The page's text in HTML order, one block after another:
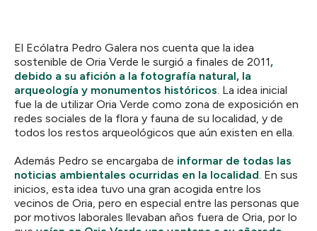
El Ecólatra Pedro Galera nos cuenta que la idea
sostenible de Oria Verde le surgió a finales de 2011,
debido a su afición a la fotografía natural, la
arqueología y monumentos históricos. La idea inicial
fue la de utilizar Oria Verde como zona de exposición en
redes sociales de la flora y fauna de su localidad, y de
todos los restos arqueológicos que aún existen en ella.
Además Pedro se encargaba de informar de todas las
noticias ambientales ocurridas en la localidad. En sus
inicios, esta idea tuvo una gran acogida entre los
vecinos de Oria, pero en especial entre las personas que
por motivos laborales llevaban años fuera de Oria, por lo